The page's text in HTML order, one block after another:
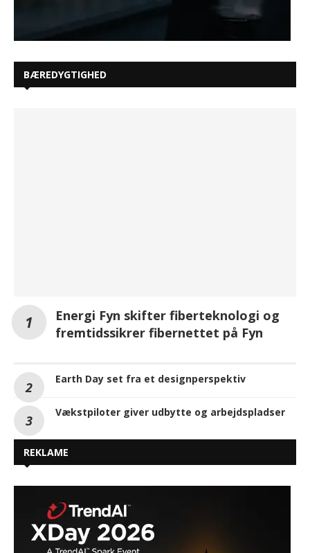
BÆREDYGTIGHED
Energi Fyn skifter fiberteknologi og
fremtidssikrer fibernettet på Fyn
Earth Day set fra et designperspektiv
Vækstpiloter giver udbytte og arbejdspladser
REKLAME